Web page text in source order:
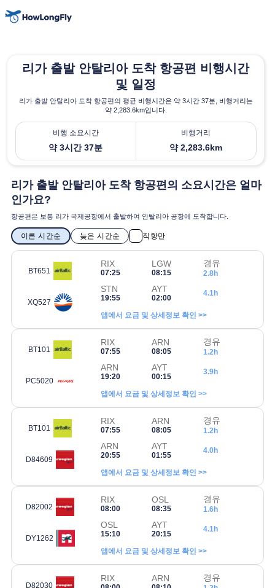
리가 출발 안탈리아 도착 항공편 비행시간
및 일정
리가 출발 안탈리아 도착 항공편의 평균 비행시간은 약 3시간 37분, 비행거리는
약 2,283.6km입니다.
비행 소요시간
약 3시간 37분
비행거리
약 2,283.6km
리가 출발 안탈리아 도착 항공편의 소요시간은 얼마
인가요?
항공편은 보통 리가 국제공항에서 출발하여 안탈리아 공항에 도착합니다.
이른 시간순 늦은 시간순 직항만
BT651
RIX
07:25
LGW
08:15
경유
2.8h
XQ527
STN
19:55
AYT
02:00
4.1h
앱에서 요금 및 상세정보 확인 >>
BT101
RIX
07:55
ARN
08:05
경유
1.2h
PC5020
ARN
19:20
AYT
00:15
3.9h
앱에서 요금 및 상세정보 확인 >>
BT101
RIX
07:55
ARN
08:05
경유
1.2h
D84609
ARN
20:55
AYT
01:55
4.0h
앱에서 요금 및 상세정보 확인 >>
D82002
RIX
08:00
OSL
08:35
경유
1.6h
DY1262
OSL
15:10
AYT
20:15
4.1h
앱에서 요금 및 상세정보 확인 >>
D82030
RIX ARN 경유